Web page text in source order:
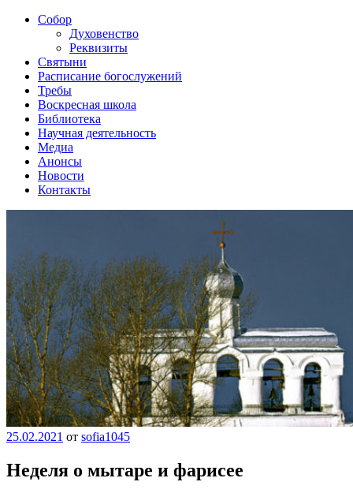
Собор
Духовенство
Реквизиты
Святыни
Расписание богослужений
Требы
Воскресная школа
Библиотека
Научная деятельность
Медиа
Анонсы
Новости
Контакты
25.02.2021 от sofia1045
Неделя о мытаре и фарисее